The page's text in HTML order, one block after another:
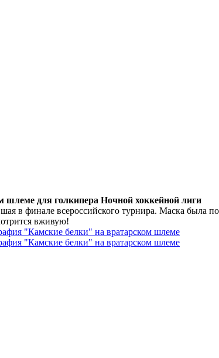
шлеме для голкипера Ночной хоккейной лиги
в финале всероссийского турнира. Маска была
вживую!